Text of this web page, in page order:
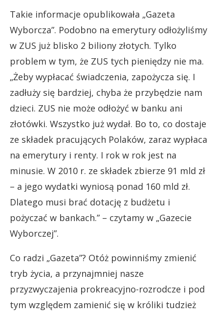
Takie informacje opublikowała „Gazeta
Wyborcza”. Podobno na emerytury odłożyliśmy
w ZUS już blisko 2 biliony złotych. Tylko
problem w tym, że ZUS tych pieniędzy nie ma.
„Żeby wypłacać świadczenia, zapożycza się. I
zadłuży się bardziej, chyba że przybędzie nam
dzieci. ZUS nie może odłożyć w banku ani
złotówki. Wszystko już wydał. Bo to, co dostaje
ze składek pracujących Polaków, zaraz wypłaca
na emerytury i renty. I rok w rok jest na
minusie. W 2010 r. ze składek zbierze 91 mld zł
– a jego wydatki wyniosą ponad 160 mld zł.
Dlatego musi brać dotację z budżetu i
pożyczać w bankach.” – czytamy w „Gazecie
Wyborczej”.
Co radzi „Gazeta”? Otóż powinniśmy zmienić
tryb życia, a przynajmniej nasze
przyzwyczajenia prokreacyjno-rozrodcze i pod
tym względem zamienić się w króliki tudzież